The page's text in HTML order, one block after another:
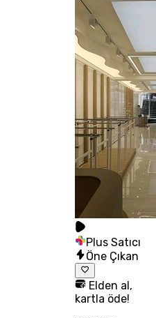
Plus Satıcı
Öne Çıkan
Elden al,
kartla öde!